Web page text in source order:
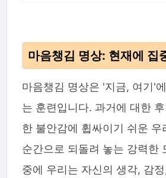
마음챙김 명상: 현재에 집
마음챙김 명상은 '지금, 여기'
는 훈련입니다. 과거에 대한
한 불안감에 휩싸이기 쉬운 우
순간으로 되돌려 놓는 강력한
중에 우리는 자신의 생각, 감